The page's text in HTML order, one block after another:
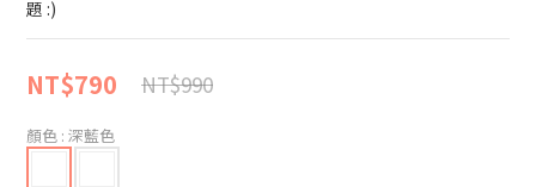
題 :)
NT$790 NT$990
顏色 : 深藍色